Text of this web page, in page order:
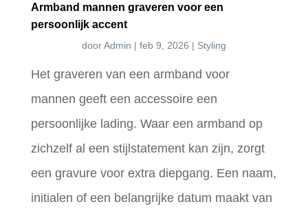
Armband mannen graveren voor een
persoonlijk accent
doorAdmin | feb 9, 2026 | Styling
Het graveren van een armband voor
mannen geeft een accessoire een
persoonlijke lading. Waar een armband op
zichzelf al een stijlstatement kan zijn, zorgt
een gravure voor extra diepgang. Een naam,
initialen of een belangrijke datum maakt van